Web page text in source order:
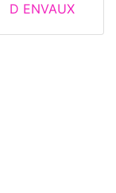
D ENVAUX